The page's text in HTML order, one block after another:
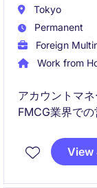
Tokyo
Permanent
Foreign
Work from
アカウントマ
FMCG業界で
ーチを推進す
View